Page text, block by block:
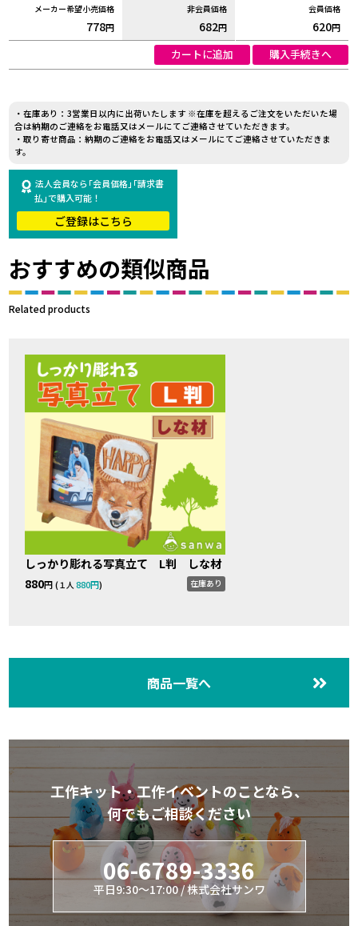
778円 682円 620円
カートに追加 購入手続きへ
・在庫あり：3営業日以内に出荷いたします ※在庫を超えるご注文をいただいた場
合は納期のご連絡をお電話又はメールにてご連絡させていただきます。
・取り寄せ商品：納期のご連絡をお電話又はメールにてご連絡させていただきま
す。
法人会員なら｢会員価格｣｢請求書
払｣で購入可能！
ご登録はこちら
おすすめの類似商品
Related products
しっかり彫れる写真立て L判 しな材
880円 ( １人880円) 在庫あり
商品一覧へ
工作キット・工作イベントのことなら、
何でもご相談ください
06-6789-3336
平日9:30～17:00 / 株式会社サンワ